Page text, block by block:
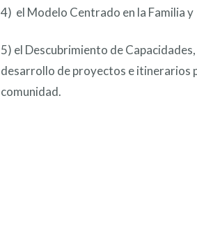
4) el Modelo Centrado en la Familia y
5) el Descubrimiento de
desarrollo de proyectos e itinerarios
comunidad.